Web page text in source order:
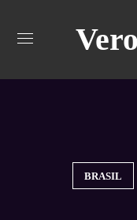
BRASIL
Turn off snow